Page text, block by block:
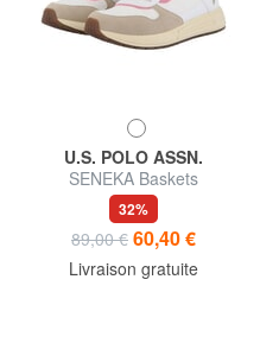
U.S. POLO ASSN.
SENEKA Baskets
32%
89,00 € 60,40 €
Livraison gratuite